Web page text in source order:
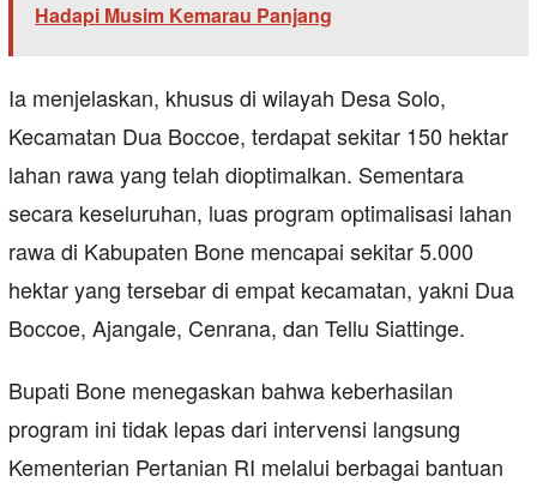
Hadapi Musim Kemarau Panjang
Ia menjelaskan, khusus di wilayah Desa Solo,
Kecamatan Dua Boccoe, terdapat sekitar 150 hektar
lahan rawa yang telah dioptimalkan. Sementara
secara keseluruhan, luas program optimalisasi lahan
rawa di Kabupaten Bone mencapai sekitar 5.000
hektar yang tersebar di empat kecamatan, yakni Dua
Boccoe, Ajangale, Cenrana, dan Tellu Siattinge.
Bupati Bone menegaskan bahwa keberhasilan
program ini tidak lepas dari intervensi langsung
Kementerian Pertanian RI melalui berbagai bantuan